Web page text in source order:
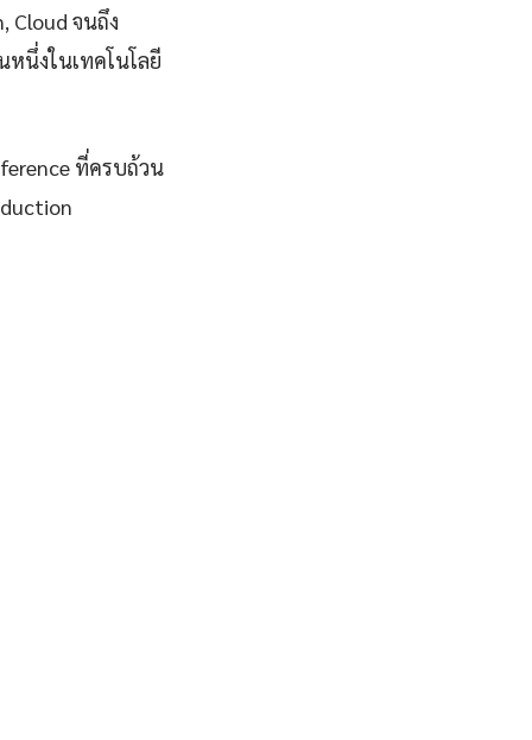
Cloud จนถึง
หนึ่งในเทคโนโลยี
ที่ครบถ้วน